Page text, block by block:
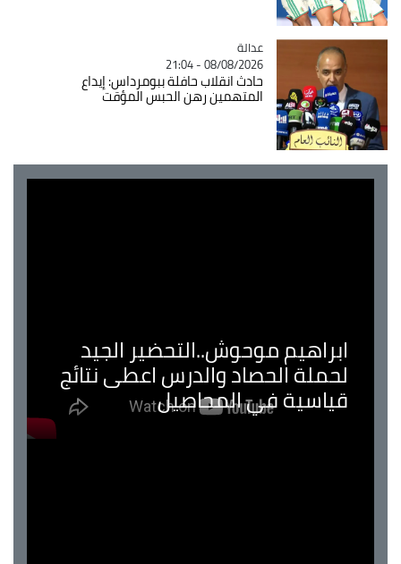
Catégorie
عدالة
08/08/2026 - 21:04
حادث انقلاب حافلة ببومرداس: إيداع
المتهمين رهن الحبس المؤقت
ابراهيم موحوش..التحضير الجيد
لحملة الحصاد والدرس اعطى نتائج
قياسية في المحاصيل